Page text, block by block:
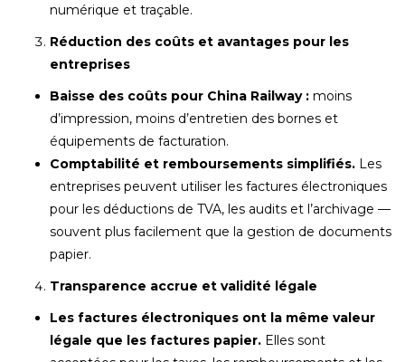
numérique et traçable.
Réduction des coûts et avantages pour les
entreprises
Baisse des coûts pour China Railway : moins
d’impression, moins d’entretien des bornes et
équipements de facturation.
Comptabilité et remboursements simplifiés. Les
entreprises peuvent utiliser les factures électroniques
pour les déductions de TVA, les audits et l’archivage —
souvent plus facilement que la gestion de documents
papier.
Transparence accrue et validité légale
Les factures électroniques ont la même valeur
légale que les factures papier. Elles sont